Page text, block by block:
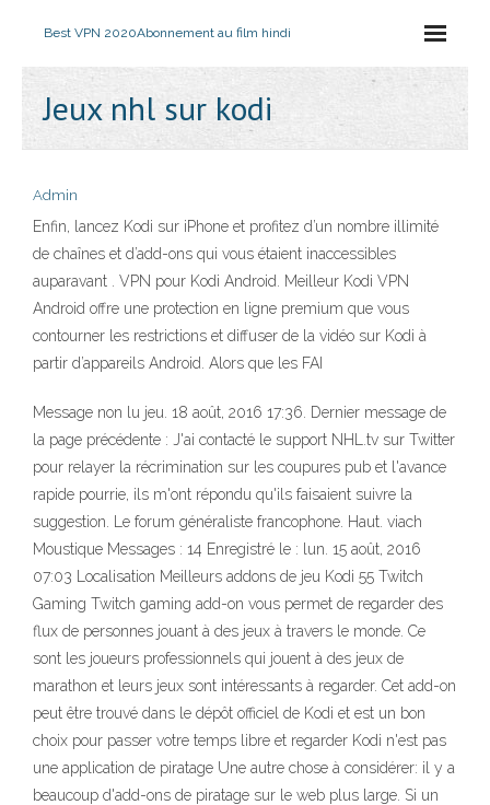
Best VPN 2020Abonnement au film hindi
Jeux nhl sur kodi
Admin
Enfin, lancez Kodi sur iPhone et profitez d’un nombre illimité
de chaînes et d’add-ons qui vous étaient inaccessibles
auparavant . VPN pour Kodi Android. Meilleur Kodi VPN
Android offre une protection en ligne premium que vous
contourner les restrictions et diffuser de la vidéo sur Kodi à
partir d’appareils Android. Alors que les FAI
Message non lu jeu. 18 août, 2016 17:36. Dernier message de
la page précédente : J'ai contacté le support NHL.tv sur Twitter
pour relayer la récrimination sur les coupures pub et l'avance
rapide pourrie, ils m'ont répondu qu'ils faisaient suivre la
suggestion. Le forum généraliste francophone. Haut. viach
Moustique Messages : 14 Enregistré le : lun. 15 août, 2016
07:03 Localisation Meilleurs addons de jeu Kodi 55 Twitch
Gaming Twitch gaming add-on vous permet de regarder des
flux de personnes jouant à des jeux à travers le monde. Ce
sont les joueurs professionnels qui jouent à des jeux de
marathon et leurs jeux sont intéressants à regarder. Cet add-on
peut être trouvé dans le dépôt officiel de Kodi et est un bon
choix pour passer votre temps libre et regarder Kodi n'est pas
une application de piratage Une autre chose à considérer: il y a
beaucoup d'add-ons de piratage sur le web plus large. Si un